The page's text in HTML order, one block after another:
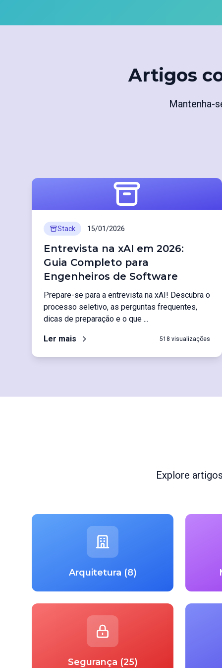
Artigos
Mantenha-
Stack 15/01/2026
Entrevista na xAI em 2026:
Guia Completo para
Engenheiros de Software
Prepare-se para a entrevista na xAI! Descubra o
processo seletivo, as perguntas frequentes,
dicas de preparação e o que ...
Ler mais 518 visualizações
Explore
Arquitetura (8)
Segurança (25)